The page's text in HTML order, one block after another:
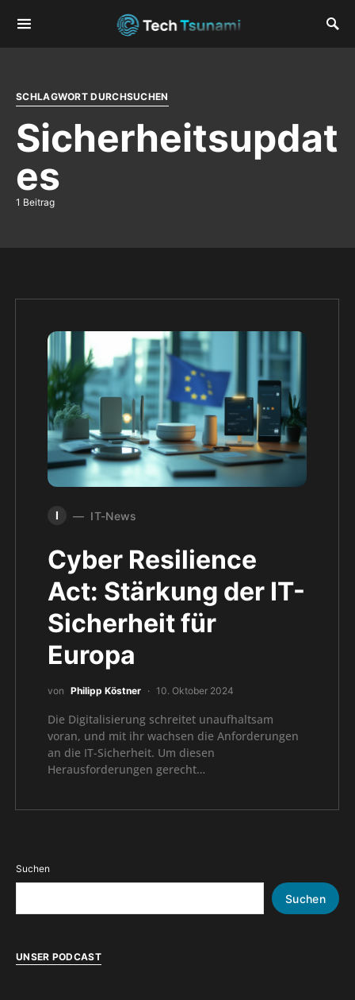
SCHLAGWORT DURCHSUCHEN
Sicherheitsupdat
es
1 Beitrag
I IT-News
Cyber Resilience
Act: Stärkung der IT-
Sicherheit für
Europa
von Philipp Köstner 10. Oktober 2024
Die Digitalisierung schreitet unaufhaltsam
voran, und mit ihr wachsen die Anforderungen
an die IT-Sicherheit. Um diesen
Herausforderungen gerecht…
Suchen
Suchen
UNSER PODCAST